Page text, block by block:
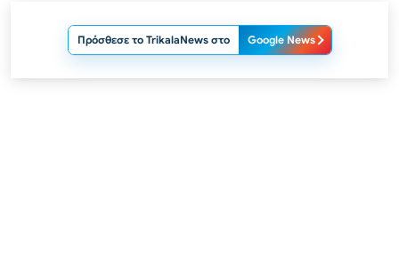
Πρόσθεσε το TrikalaNews στο Google News